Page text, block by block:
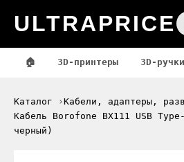
ULTRAPRICE
🏠 3D-принтеры 3D-ручки
Каталог
Кабели, адаптеры,
Кабель Borofone BX111 USB
черный)